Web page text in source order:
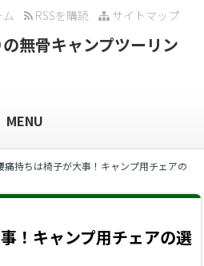
サイトマップ
RSSを購読
無骨キャンプツーリン
MENU
痛持ちは椅子が大事！キャンプ用チェアの
！キャンプ用チェアの選